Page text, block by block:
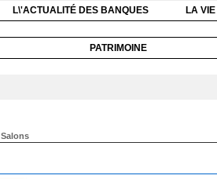
L\'ACTUALITÉ DES BANQUES LA
PATRIMOINE
Salons